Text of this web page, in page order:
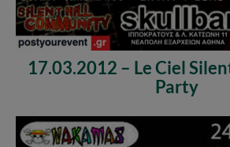
17.03.2012 – Le Ciel
Party